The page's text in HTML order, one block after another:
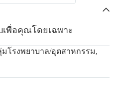
พื่อคุณโดยเฉพาะ
มโรงพยาบาล/อุตสาหกรรม,